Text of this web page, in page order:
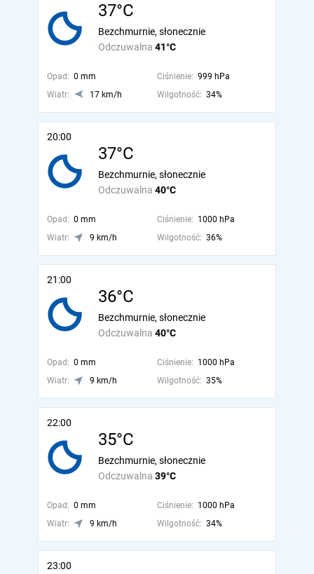
37°C
Odczuwalna 41°C
Bezchmurnie, słonecznie
Opad: 0 mm Ciśnienie: 999 hPa
Wiatr:
17 km/h Wilgotność: 34%
20:00
37°C
Odczuwalna 40°C
Bezchmurnie, słonecznie
Opad: 0 mm Ciśnienie: 1000 hPa
Wiatr:
9 km/h Wilgotność: 36%
21:00
36°C
Odczuwalna 40°C
Bezchmurnie, słonecznie
Opad: 0 mm Ciśnienie: 1000 hPa
Wiatr:
9 km/h Wilgotność: 35%
22:00
35°C
Odczuwalna 39°C
Bezchmurnie, słonecznie
Opad: 0 mm Ciśnienie: 1000 hPa
Wiatr:
9 km/h Wilgotność: 34%
23:00